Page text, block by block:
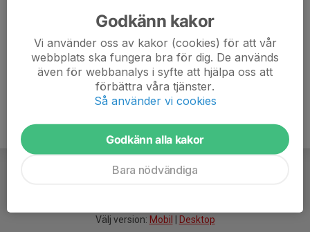
Välj version: Mobil Desktop
Godkänn kakor
Vi använder oss av kakor (cookies) för att vår
webbplats ska fungera bra för dig. De används
även för webbanalys i syfte att hjälpa oss att
förbättra våra tjänster.
Så använder vi cookies
Godkänn alla kakor
Bara nödvändiga